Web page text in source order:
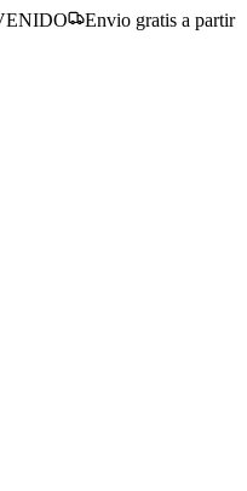
Envio gratis a partir